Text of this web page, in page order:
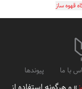
قهوه ساز
با ما پیوندها